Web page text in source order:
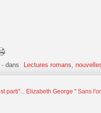
-dans Lectures romans,
parti"... Elizabeth George " Sans